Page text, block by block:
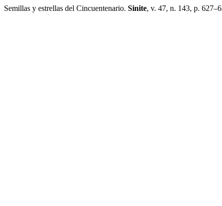
Semillas y estrellas del Cincuentenario. Sinite, v. 47, n. 143, p.